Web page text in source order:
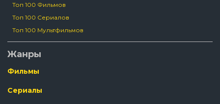
Топ 100 Фильмов
Топ 100 Сериалов
Топ 100 Мультфильмов
Жанры
Фильмы
Сериалы